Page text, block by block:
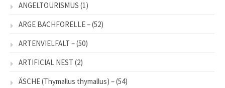
ANGELTOURISMUS (1)
ARGE BACHFORELLE –(52)
ARTENVIELFALT –(50)
ARTIFICIAL NEST (2)
ÄSCHE (Thymallus thymallus) –(54)